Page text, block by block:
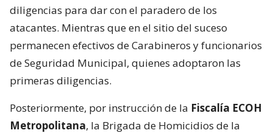
diligencias para dar con el paradero de los
atacantes. Mientras que en el sitio del suceso
permanecen efectivos de Carabineros y funcionarios
de Seguridad Municipal, quienes adoptaron las
primeras diligencias.
Posteriormente, por instrucción de la Fiscalía ECOH
Metropolitana, la Brigada de Homicidios de la